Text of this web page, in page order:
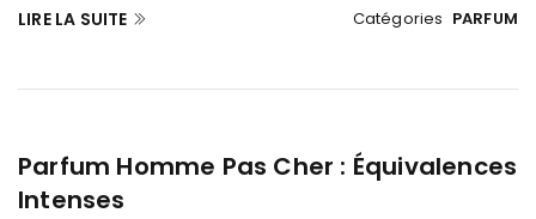
Catégories PARFUM
LIRE LA SUITE
Parfum Homme Pas Cher : Équivalences
Intenses